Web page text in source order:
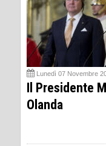
Lunedì 07 Novembre
Il Presidente
Olanda